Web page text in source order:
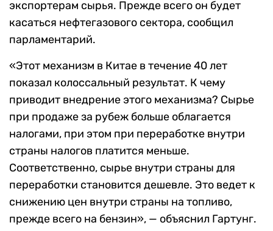
экспортерам сырья. Прежде всего он будет
касаться нефтегазового сектора, сообщил
парламентарий.
«Этот механизм в Китае в течение 40 лет
показал колоссальный результат. К чему
приводит внедрение этого механизма? Сырье
при продаже за рубеж больше облагается
налогами, при этом при переработке внутри
страны налогов платится меньше.
Соответственно, сырье внутри страны для
переработки становится дешевле. Это ведет к
снижению цен внутри страны на топливо,
прежде всего на бензин», — объяснил Гартунг.